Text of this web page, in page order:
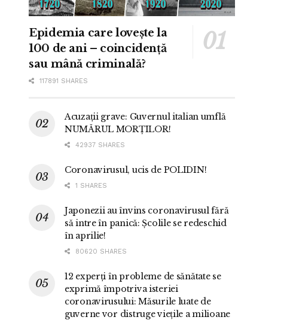
Epidemia care lovește la
100 de ani – coincidență
sau mână criminală?
117891 SHARES
Acuzații grave: Guvernul italian umflă
NUMĂRUL MORȚILOR!
42937 SHARES
Coronavirusul, ucis de POLIDIN!
1 SHARES
Japonezii au învins coronavirusul fără
să intre în panică: Școlile se redeschid
în aprilie!
80620 SHARES
12 experți în probleme de sănătate se
exprimă împotriva isteriei
coronavirusului: Măsurile luate de
guverne vor distruge viețile a milioane